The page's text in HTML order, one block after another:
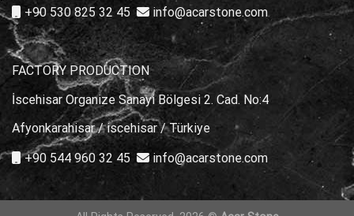
+90 530 825 32 45
info@acarstone.com
FACTORY PRODUCTION
İscehisar Organize Sanayi Bölgesi 2. Cad. No:4
Afyonkarahisar / iscehisar / Türkiye
+90 544 960 32 45
info@acarstone.com